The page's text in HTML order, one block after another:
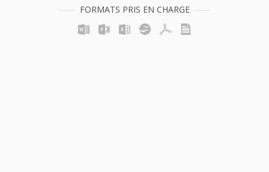
FORMATS PRIS EN CHARGE